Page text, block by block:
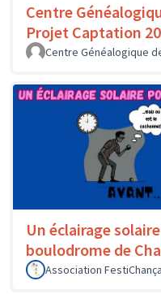
Centre
Projet Captation
Centre Généalogique
Un éclairage
boulodrome de
Association